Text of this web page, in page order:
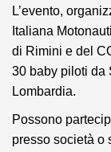
L’evento,
Italiana
di Rimini e del
30 baby piloti da
Lombardia.
Possono
presso società o